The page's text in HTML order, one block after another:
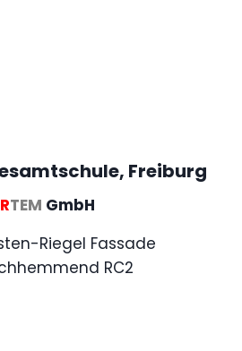
Freiburg
TEM GmbH
Riegel Fassade
RC2